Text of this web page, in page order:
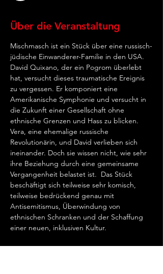
Über die Veranstaltung
Mischmasch ist ein Stück über eine russisch-
jüdische Einwanderer-Familie in den USA.
David Quixano, der ein Pogrom überlebt
hat, versucht dieses traumatische Ereignis
zu vergessen. Er komponiert eine
Amerikanische Symphonie und versucht in
die Zukunft einer Gesellschaft ohne
ethnische Grenzen und Hass zu blicken.
Vera, eine ehemalige russische
Revolutionärin, und David verlieben sich
ineinander. Doch sie wissen nicht, wie sehr
ihre Beziehung durch eine gemeinsame
Vergangenheit belastet ist.  Das Stück
beschäftigt sich teilweise sehr komisch,
teilweise bedrückend genau mit
Antisemitismus, Überwindung von
ethnischen Schranken und der Schaffung
einer neuen, inklusiven Kultur.